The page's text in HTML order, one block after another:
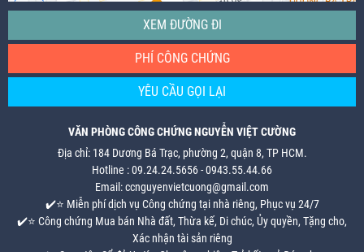
XEM ĐƯỜNG ĐI
PHÍ CÔNG CHỨNG
YÊU CẦU GỌI LẠI
VĂN PHÒNG CÔNG CHỨNG NGUYỄN VIỆT CƯỜNG
Địa chỉ: 184 Dương Bá Trạc, phường 2, quận 8, TP HCM.
Hotline : 09.24.24.5656 - 0943.55.44.66
Email: ccnguyenvietcuong@gmail.com
✔️⭐ Miễn phí dịch vụ Công chứng tại nhà riêng, Phục vụ 24/7
✔️⭐ Công chứng Mua bán Nhà đất, Thừa kế, Di chúc, Ủy quyền, Tặng cho,
Xác nhận tài sản riêng